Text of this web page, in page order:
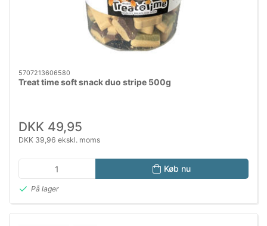
5707213606580
Treat time soft snack duo stripe 500g
DKK 49,95
DKK 39,96 ekskl. moms
Køb nu
På lager